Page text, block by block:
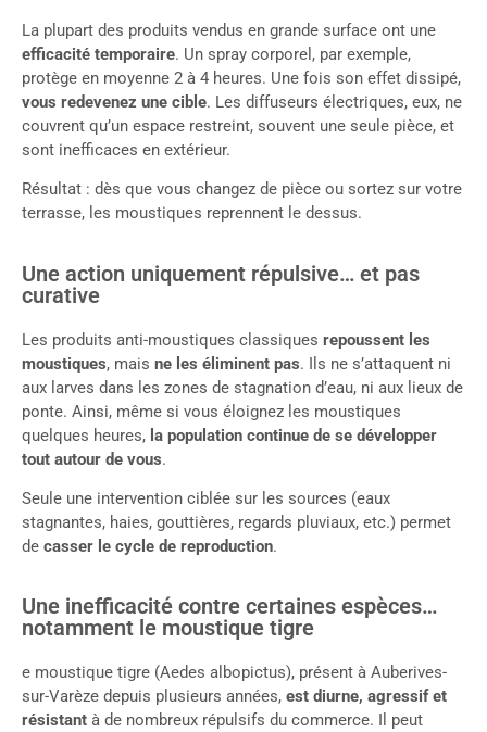
La plupart des produits vendus en grande surface ont une
efficacité temporaire. Un spray corporel, par exemple,
protège en moyenne 2 à 4 heures. Une fois son effet dissipé,
vous redevenez une cible. Les diffuseurs électriques, eux, ne
couvrent qu’un espace restreint, souvent une seule pièce, et
sont inefficaces en extérieur.
Résultat : dès que vous changez de pièce ou sortez sur votre
terrasse, les moustiques reprennent le dessus.
Une action uniquement répulsive… et pas
curative
Les produits anti-moustiques classiques repoussent les
moustiques, mais ne les éliminent pas. Ils ne s’attaquent ni
aux larves dans les zones de stagnation d’eau, ni aux lieux de
ponte. Ainsi, même si vous éloignez les moustiques
quelques heures, la population continue de se développer
tout autour de vous.
Seule une intervention ciblée sur les sources (eaux
stagnantes, haies, gouttières, regards pluviaux, etc.) permet
de casser le cycle de reproduction.
Une inefficacité contre certaines espèces…
notamment le moustique tigre
e moustique tigre (Aedes albopictus), présent à Auberives-
sur-Varèze depuis plusieurs années, est diurne, agressif et
résistant à de nombreux répulsifs du commerce. Il peut